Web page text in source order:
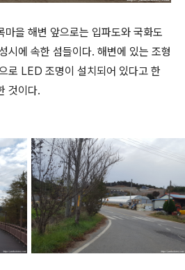
마을 해변 앞으로는 입파도와 국화도
시에 속한 섬들이다. 해변에 있는 조형
로 LED 조명이 설치되어 있다고 한
것이다.